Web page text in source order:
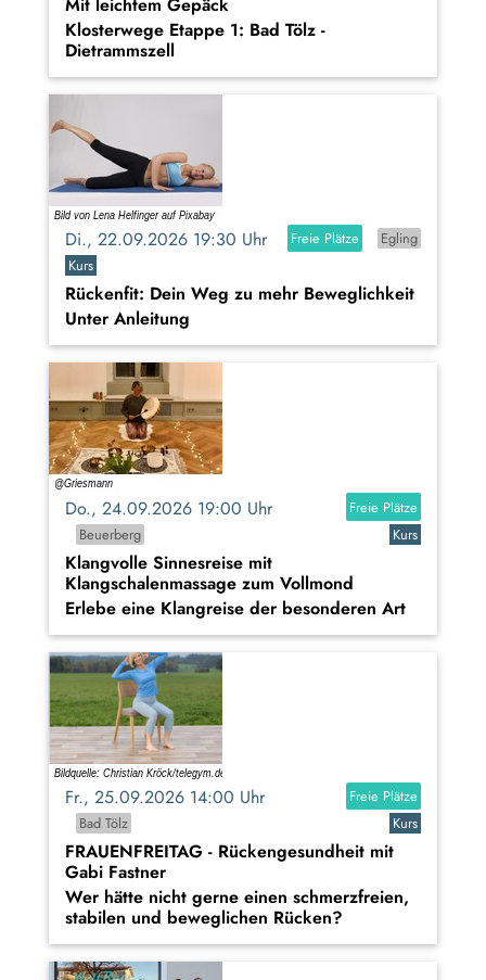
Klosterwege Etappe 1: Bad Tölz -
Dietrammszell
Di., 22.09.2026 19:30 Uhr Freie Plätze
Egling
Kurs
Rückenfit: Dein Weg zu mehr Beweglichkeit
Unter Anleitung
Do., 24.09.2026 19:00 Uhr
Freie Plätze
Beuerberg
Kurs
Klangvolle Sinnesreise mit
Klangschalenmassage zum Vollmond
Erlebe eine Klangreise der besonderen Art
Fr., 25.09.2026 14:00 Uhr
Freie Plätze
Bad Tölz
Kurs
FRAUENFREITAG - Rückengesundheit mit
Gabi Fastner
Wer hätte nicht gerne einen schmerzfreien,
stabilen und beweglichen Rücken?